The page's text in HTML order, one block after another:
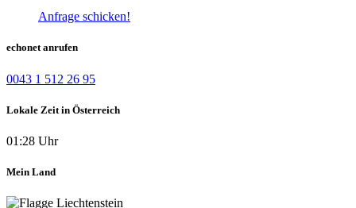
Anfrage schicken!
echonet anrufen
0043 1 512 26 95
Lokale Zeit in Österreich
01:28 Uhr
Mein Land